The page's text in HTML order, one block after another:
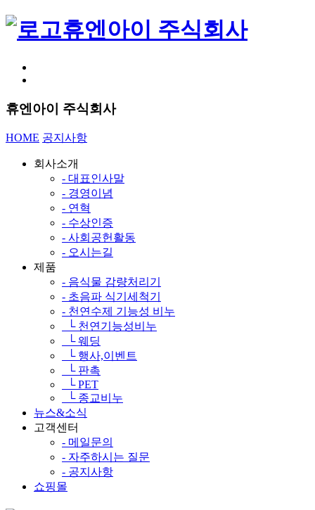
휴엔아이 주식회사
휴엔아이 주식회사
HOME 공지사항
회사소개
- 대표인사말
- 경영이념
- 연혁
- 수상인증
- 사회공헌활동
- 오시는길
제품
- 음식물 감량처리기
- 초음파 식기세척기
- 천연수제 기능성 비누
└ 천연기능성비누
└ 웨딩
└ 행사,이벤트
└ 판촉
└ PET
└ 종교비누
뉴스&소식
고객센터
- 메일문의
- 자주하시는 질문
- 공지사항
쇼핑몰